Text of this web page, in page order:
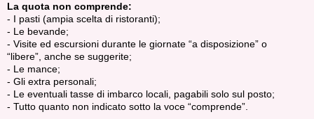
La quota non comprende:
- I pasti (ampia scelta di ristoranti);
- Le bevande;
- Visite ed escursioni durante le giornate “a disposizione” o
“libere”, anche se suggerite;
- Le mance;
- Gli extra personali;
- Le eventuali tasse di imbarco locali, pagabili solo sul posto;
- Tutto quanto non indicato sotto la voce “comprende”.